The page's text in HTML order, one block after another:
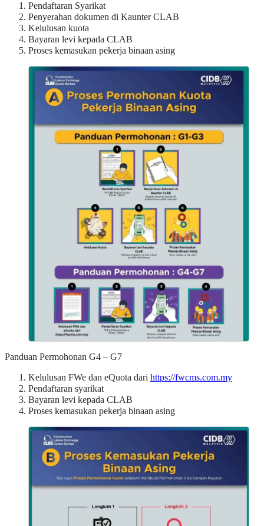
Pendaftaran Syarikat
Penyerahan dokumen di Kaunter CLAB
Kelulusan kuota
Bayaran levi kepada CLAB
Proses kemasukan pekerja binaan asing
Panduan Permohonan G4 – G7
Kelulusan FWe dan eQuota dari https://fwcms.com.my
Pendaftaran syarikat
Bayaran levi kepada CLAB
Proses kemasukan pekerja binaan asing